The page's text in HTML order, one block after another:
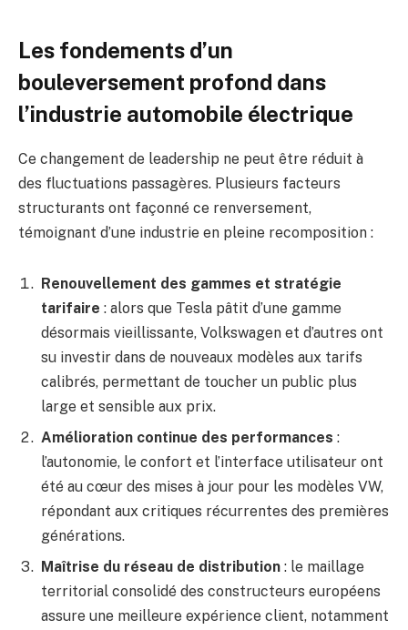
Les fondements d’un
bouleversement profond dans
l’industrie automobile électrique
Ce changement de leadership ne peut être réduit à
des fluctuations passagères. Plusieurs facteurs
structurants ont façonné ce renversement,
témoignant d’une industrie en pleine recomposition :
Renouvellement des gammes et stratégie
tarifaire : alors que Tesla pâtit d’une gamme
désormais vieillissante, Volkswagen et d’autres ont
su investir dans de nouveaux modèles aux tarifs
calibrés, permettant de toucher un public plus
large et sensible aux prix.
Amélioration continue des performances :
l’autonomie, le confort et l’interface utilisateur ont
été au cœur des mises à jour pour les modèles VW,
répondant aux critiques récurrentes des premières
générations.
Maîtrise du réseau de distribution : le maillage
territorial consolidé des constructeurs européens
assure une meilleure expérience client, notamment